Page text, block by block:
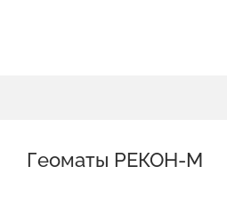
Геоматы РЕКОН-М